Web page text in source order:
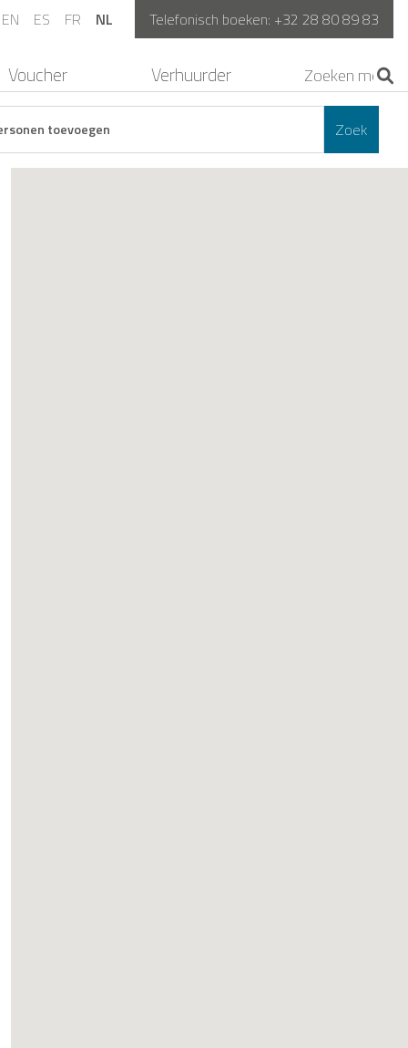
EN ES FR NL Telefonisch boeken: +32 28 80 89 83
Voucher Verhuurder
toevoegen Zoek